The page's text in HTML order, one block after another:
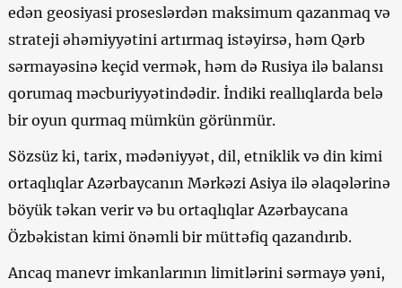
edən geosiyasi proseslərdən maksimum qazanmaq və
strateji əhəmiyyətini artırmaq istəyirsə, həm Qərb
sərmayəsinə keçid vermək, həm də Rusiya ilə balansı
qorumaq məcburiyyətindədir. İndiki reallıqlarda belə
bir oyun qurmaq mümkün görünmür.
Sözsüz ki, tarix, mədəniyyət, dil, etniklik və din kimi
ortaqlıqlar Azərbaycanın Mərkəzi Asiya ilə əlaqələrinə
böyük təkan verir və bu ortaqlıqlar Azərbaycana
Özbəkistan kimi önəmli bir müttəfiq qazandırıb.
Ancaq manevr imkanlarının limitlərini sərmayə yəni,